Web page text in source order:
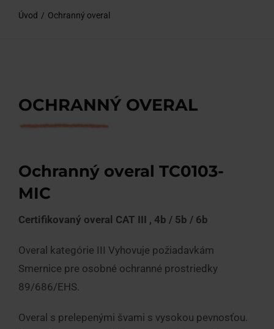
O nás
Úvod Ochranný overal
OCHRANNÝ OVERAL
Ochranný overal TC0103-
MIC
Certifikovaný overal CAT III , 4b / 5b / 6b
Overal kategórie III Vyhovuje požiadavkám
Smernice pre osobné ochranné prostriedky
89/686/EHS.
Overal s prelepenými švami s vysokou pevnosťou.